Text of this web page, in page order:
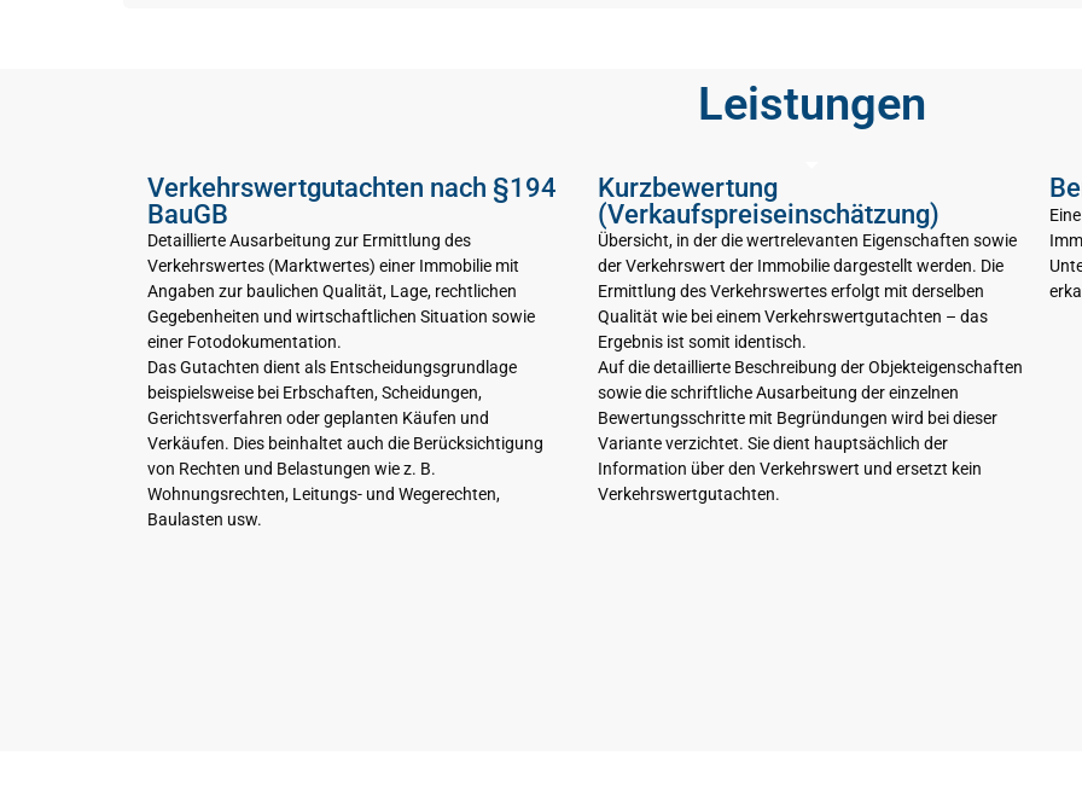
Leistungen
Verkehrswertgutachten nach §194
BauGB
Detaillierte Ausarbeitung zur Ermittlung des
Verkehrswertes (Marktwertes) einer Immobilie mit
Angaben zur baulichen Qualität, Lage, rechtlichen
Gegebenheiten und wirtschaftlichen Situation sowie
einer Fotodokumentation.
Das Gutachten dient als Entscheidungsgrundlage
beispielsweise bei Erbschaften, Scheidungen,
Gerichtsverfahren oder geplanten Käufen und
Verkäufen. Dies beinhaltet auch die Berücksichtigung
von Rechten und Belastungen wie z. B.
Wohnungsrechten, Leitungs- und Wegerechten,
Baulasten usw.
Kurzbewertung
(Verkaufspreiseinschätzung)
Übersicht, in der die wertrelevanten Eigenschaften sowie
der Verkehrswert der Immobilie dargestellt werden. Die
Ermittlung des Verkehrswertes erfolgt mit derselben
Qualität wie bei einem Verkehrswertgutachten – das
Ergebnis ist somit identisch.
Auf die detaillierte Beschreibung der Objekteigenschaften
sowie die schriftliche Ausarbeitung der einzelnen
Bewertungsschritte mit Begründungen wird bei dieser
Variante verzichtet. Sie dient hauptsächlich der
Information über den Verkehrswert und ersetzt kein
Verkehrswertgutachten.